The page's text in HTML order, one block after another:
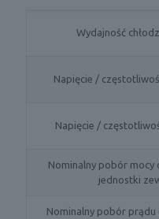
Wydajność
Napięcie /
Napięcie /
Nominalny pobór mocy
jednostki
Nominalny pobór prądu